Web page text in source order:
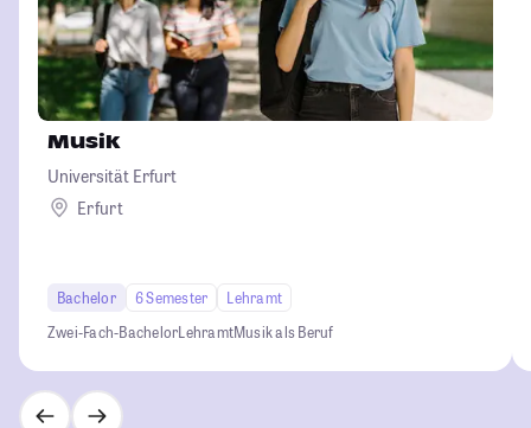
Musik
Universität Erfurt
Erfurt
Bachelor 6 Semester
Lehramt
Zwei-Fach-BachelorLehramtMusik als Beruf